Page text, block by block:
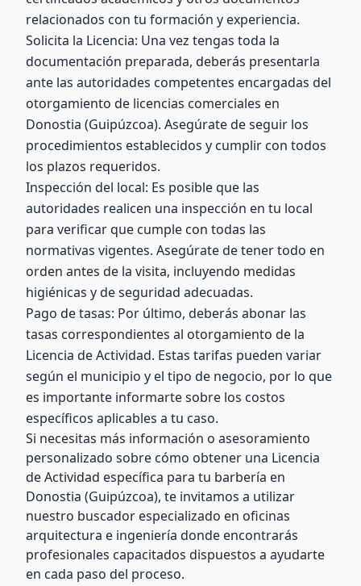
relacionados con tu formación y experiencia.
Solicita la Licencia: Una vez tengas toda la
documentación preparada, deberás presentarla
ante las autoridades competentes encargadas del
otorgamiento de licencias comerciales en
Donostia (Guipúzcoa). Asegúrate de seguir los
procedimientos establecidos y cumplir con todos
los plazos requeridos.
Inspección del local: Es posible que las
autoridades realicen una inspección en tu local
para verificar que cumple con todas las
normativas vigentes. Asegúrate de tener todo en
orden antes de la visita, incluyendo medidas
higiénicas y de seguridad adecuadas.
Pago de tasas: Por último, deberás abonar las
tasas correspondientes al otorgamiento de la
Licencia de Actividad. Estas tarifas pueden variar
según el municipio y el tipo de negocio, por lo que
es importante informarte sobre los costos
específicos aplicables a tu caso.
Si necesitas más información o asesoramiento
personalizado sobre cómo obtener una Licencia
de Actividad específica para tu barbería en
Donostia (Guipúzcoa), te invitamos a utilizar
nuestro buscador especializado en oficinas
arquitectura e ingeniería donde encontrarás
profesionales capacitados dispuestos a ayudarte
en cada paso del proceso.